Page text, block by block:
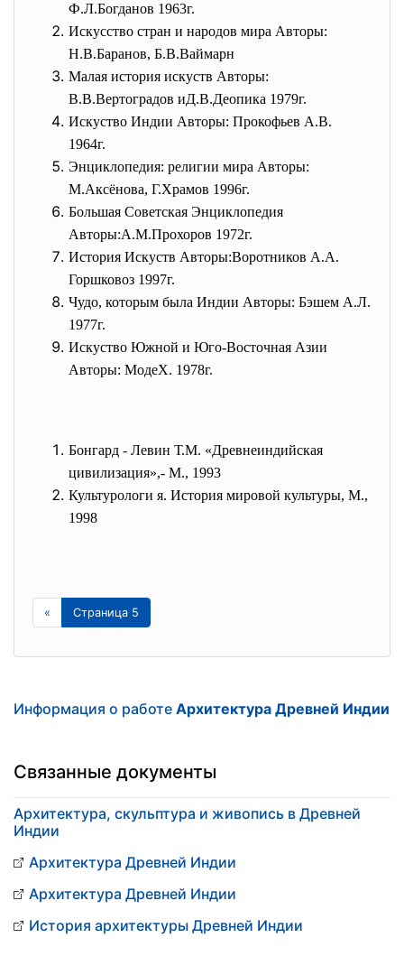
Ф.Л.Богданов 1963г.
Искусство стран и народов мира Авторы:
Н.В.Баранов, Б.В.Ваймарн
Малая история искуств Авторы:
В.В.Вертоградов иД.В.Деопика 1979г.
Искуство Индии Авторы: Прокофьев А.В.
1964г.
Энциклопедия: религии мира Авторы:
М.Аксёнова, Г.Храмов 1996г.
Большая Советская Энциклопедия
Авторы:А.М.Прохоров 1972г.
История Искуств Авторы:Воротников А.А.
Горшковоз 1997г.
Чудо, которым была Индии Авторы: Бэшем А.Л.
1977г.
Искуство Южной и Юго-Восточная Азии
Авторы: МодеХ. 1978г.
Бонгард - Левин Т.М. «Древнеиндийская
цивилизация»,- М., 1993
Культурологи я. История мировой культуры, М.,
1998
« Страница 5
Информация о работе Архитектура Древней Индии
Связанные документы
Архитектура, скульптура и живопись в Древней
Индии
Архитектура Древней Индии
Архитектура Древней Индии
История архитектуры Древней Индии